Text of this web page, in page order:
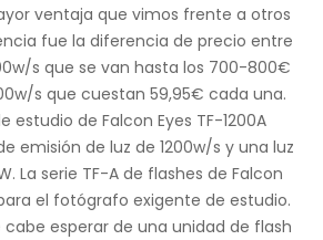
ventaja que vimos frente a otros
fue la diferencia de precio entre
s que se van hasta los 700-800€
s que cuestan 59,95€ cada una.
estudio de Falcon Eyes TF-1200A
emisión de luz de 1200w/s y una luz
La serie TF-A de flashes de Falcon
el fotógrafo exigente de estudio.
esperar de una unidad de flash